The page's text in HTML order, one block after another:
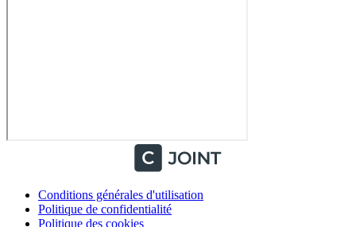
Conditions générales d'utilisation
Politique de confidentialité
Politique des cookies